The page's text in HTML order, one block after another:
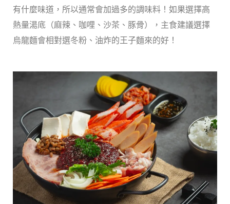
有什麼味道，所以通常會加過多的調味料！如果選擇高
熱量湯底（麻辣、咖哩、沙茶、豚骨），主食建議選擇
烏龍麵會相對選冬粉、油炸的王子麵來的好！